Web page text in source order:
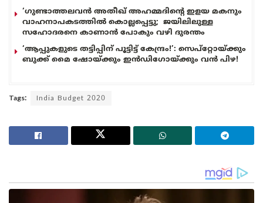
‘ഗുണ്ടാത്തലവൻ അതീഖ് അഹമ്മദിന്റെ ഇളയ മകനും
വാഹനാപകടത്തിൽ കൊല്ലപ്പെട്ടു; ജയിലിലുള്ള
സഹോദരനെ കാണാൻ പോകും വഴി ദുരന്തം
‘ആപ്പുകളുടെ തട്ടിപ്പിന് പൂട്ടിട്ട് കേന്ദ്രം!’: സെപ്റ്റോയ്ക്കും
ബുക്ക് മൈ ഷോയ്ക്കും ഇൻഡിഗോയ്ക്കും വൻ പിഴ!
Tags: India Budget 2020